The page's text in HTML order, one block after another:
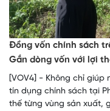
Đồng vốn chính sách
Gắn dòng vốn với lợi
[VOV4] - Không chỉ
tín dụng chính sách tại
thế từng vùng sản xuất,